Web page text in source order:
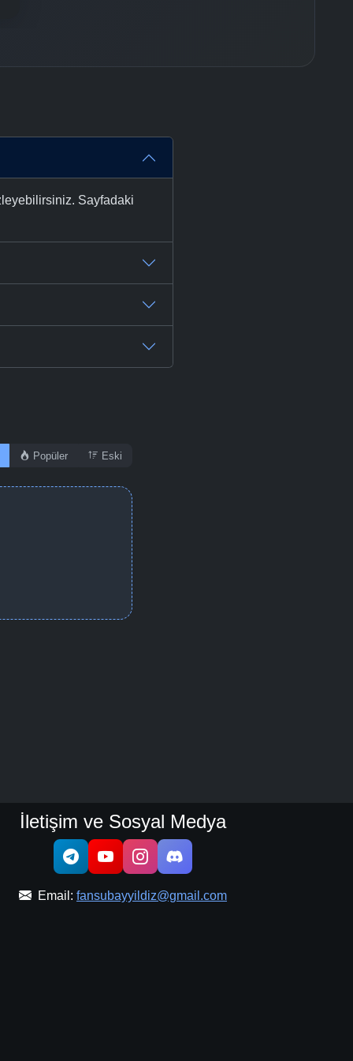
Sayfadaki
Popüler Eski
İletişim ve Sosyal Medya
Email: fansubayyildiz@gmail.com